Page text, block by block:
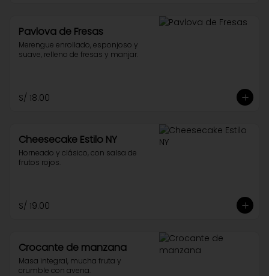
Pavlova de Fresas
Merengue enrollado, esponjoso y
suave, relleno de fresas y manjar.
S/ 18.00
Cheesecake Estilo NY
Horneado y clásico, con salsa de
frutos rojos.
S/ 19.00
Crocante de manzana
Masa integral, mucha fruta y
crumble con avena.